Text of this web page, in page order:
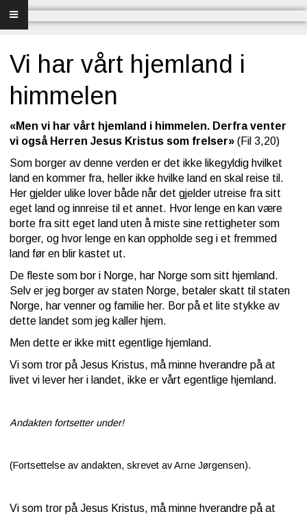
Forsiden
Bibel og sang
Bibelen og Israel
Livet - merkedager
Om Norges Bibelkirke
Nettkirke
Kontakt
oss
Vi har vårt hjemland i
himmelen
«Men vi har vårt hjemland i himmelen. Derfra venter
vi også Herren Jesus Kristus som frelser»(Fil 3,20)
Som borger av denne verden er det ikke likegyldig hvilket
land en kommer fra, heller ikke hvilke land en skal reise til.
Her gjelder ulike lover både når det gjelder utreise fra sitt
eget land og innreise til et annet. Hvor lenge en kan være
borte fra sitt eget land uten å miste sine rettigheter som
borger, og hvor lenge en kan oppholde seg i et fremmed
land før en blir kastet ut.
De fleste som bor i Norge, har Norge som sitt hjemland.
Selv er jeg borger av staten Norge, betaler skatt til staten
Norge, har venner og familie her. Bor på et lite stykke av
dette landet som jeg kaller hjem.
Men dette er ikke mitt egentlige hjemland.
Vi som tror på Jesus Kristus, må minne hverandre på at
livet vi lever her i landet, ikke er vårt egentlige hjemland.
Andakten fortsetter under!
(Fortsettelse av andakten, skrevet av Arne Jørgensen).
Vi som tror på Jesus Kristus, må minne hverandre på at